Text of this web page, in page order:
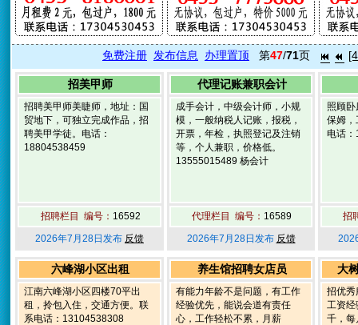
免费注册 发布信息 办理置顶 第47/71页
招美甲师
招聘美甲师美睫师，地址：国
贸地下，可独立完成作品，招
聘美甲学徒。电话：
18804538459
招聘栏目 编号： 16592
2026年7月28日发布 反馈
代理记账兼职会计
成手会计，中级会计师，小规
模，一般纳税人记账，报税，
开票，年检，执照登记及注销
等，个人兼职，价格低。
13555015489 杨会计
代理栏目 编号： 16589
2026年7月28日发布 反馈
照顾
保姆
电话
招
六峰湖小区出租
江南六峰湖小区四楼70平出
租，拎包入住，交通方便。联
系电话：13104538308
养生馆招聘女店员
有能力年龄不是问题，有工作
经验优先，能说会道有责任
心，工作轻松不累，月薪
大
招优秀
工资经
千，每